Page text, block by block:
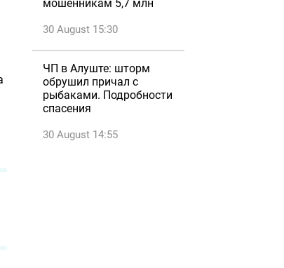
мошенникам 5,7 млн
30 August 15:30
ЧП в Алуште: шторм
обрушил причал с
рыбаками. Подробности
спасения
30 August 14:55